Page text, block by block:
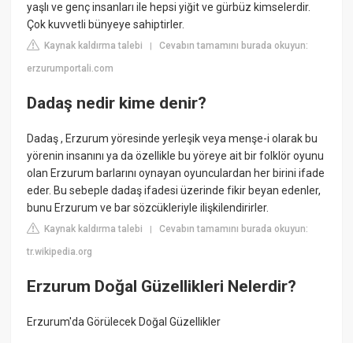
yaşlı ve genç insanları ile hepsi yiğit ve gürbüz kimselerdir.
Çok kuvvetli bünyeye sahiptirler.
Kaynak kaldırma talebi |Cevabın tamamını burada okuyun:
erzurumportali.com
Dadaş nedir kime denir?
Dadaş , Erzurum yöresinde yerleşik veya menşe-i olarak bu
yörenin insanını ya da özellikle bu yöreye ait bir folklör oyunu
olan Erzurum barlarını oynayan oyunculardan her birini ifade
eder. Bu sebeple dadaş ifadesi üzerinde fikir beyan edenler,
bunu Erzurum ve bar sözcükleriyle ilişkilendirirler.
Kaynak kaldırma talebi |Cevabın tamamını burada okuyun:
tr.wikipedia.org
Erzurum Doğal Güzellikleri Nelerdir?
Erzurum'da Görülecek Doğal Güzellikler